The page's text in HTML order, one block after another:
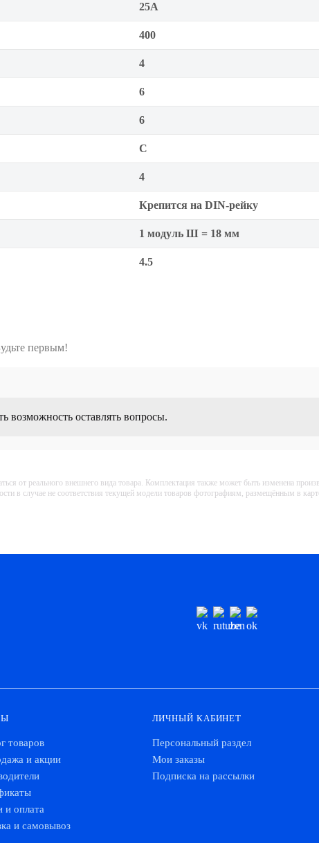
25А
400
4
6
6
C
4
Крепится на DIN-рейку
1 модуль Ш = 18 мм
4.5
первым!
возможность оставлять вопросы.
от реального внешнего вида товара. Комплектация также может быть изменена
в случае не соответствия текущей модели товаров фотографиям, размещённым в
товаров
и акции
и оплата
и самовывоз
ЛИЧНЫЙ КАБИНЕТ
Персональный раздел
Мои заказы
Подписка на рассылки